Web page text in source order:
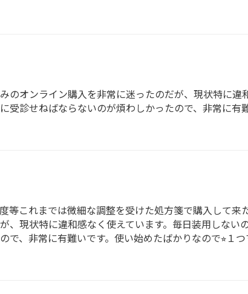
のオンライン購入を非常に迷ったのだが、現状特に違
受診せねばならないのが煩わしかったので、非常に有難
等これまでは微細な調整を受けた処方箋で購入して来
、現状特に違和感なく使えています。毎日装用しない
、非常に有難いです。使い始めたばかりなので⭐︎１つ